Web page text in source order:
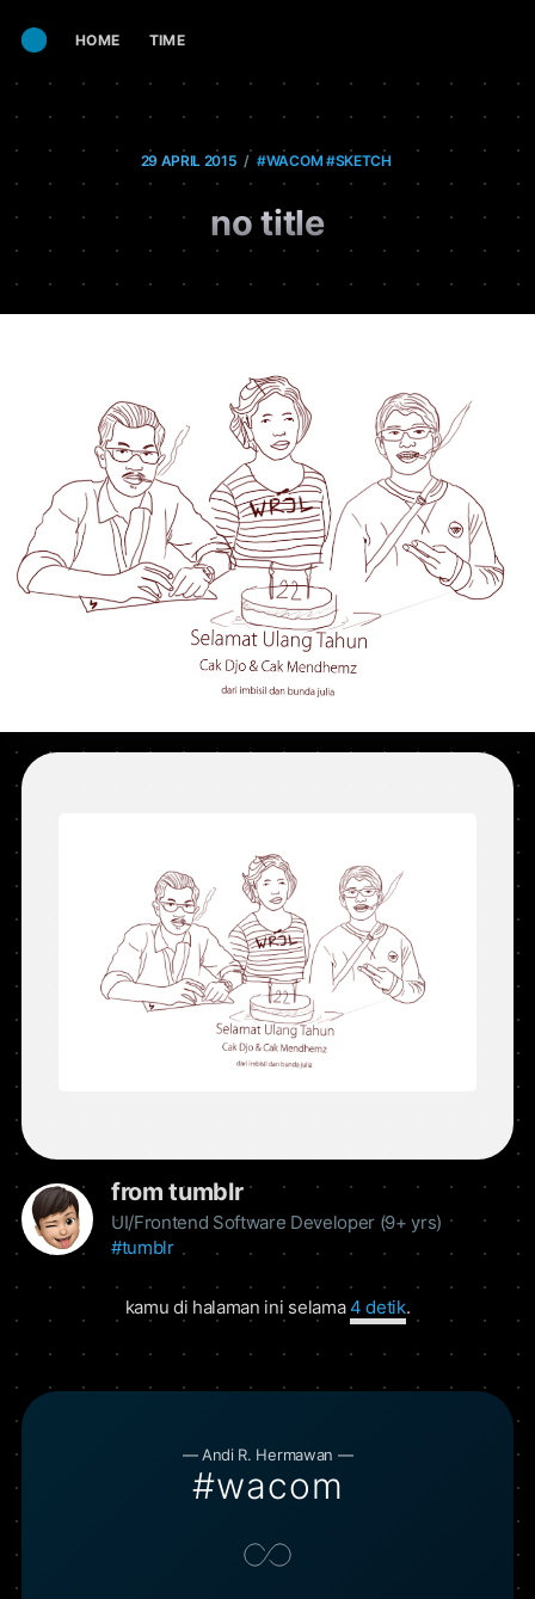
HOME TIME
29 APRIL 2015 / #WACOM #SKETCH
no title
from tumblr
UI/Frontend Software Developer (9+ yrs)
#tumblr
kamu di halaman ini selama5 detik.
— Andi R. Hermawan —
#wacom